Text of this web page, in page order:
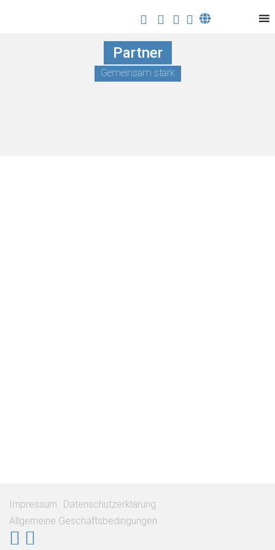
Partner
Gemeinsam stark
Impressum
Datenschutzerklärung
Allgemeine Geschäftsbedingungen